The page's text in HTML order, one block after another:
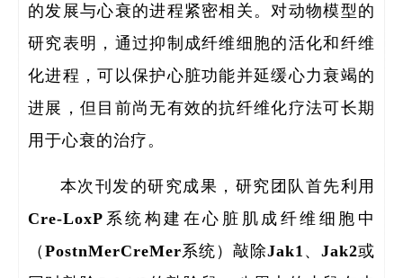
的发展与心衰的进程紧密相关。对动物模型的
研究表明，通过抑制成纤维细胞的活化和纤维
化进程，可以保护心脏功能并延缓心力衰竭的
进展，但目前尚无有效的抗纤维化疗法可长期
用于心衰的治疗。
本次刊发的研究成果，研究团队首先利用
Cre-LoxP系统构建在心脏肌成纤维细胞中
（PostnMerCreMer系统）敲除Jak1、Jak2或